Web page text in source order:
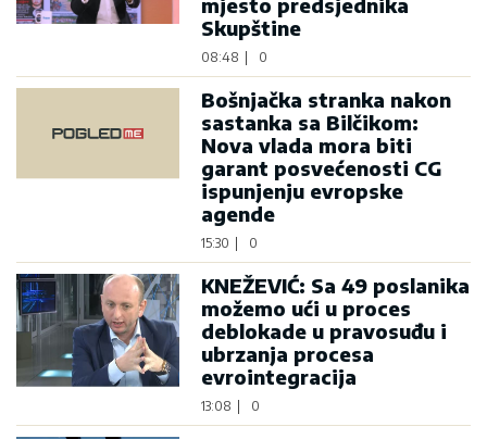
mjesto predsjednika
Skupštine
08:48 0
Bošnjačka stranka nakon
sastanka sa Bilčikom:
Nova vlada mora biti
garant posvećenosti CG
ispunjenju evropske
agende
15:30 0
KNEŽEVIĆ: Sa 49 poslanika
možemo ući u proces
deblokade u pravosuđu i
ubrzanja procesa
evrointegracija
13:08 0